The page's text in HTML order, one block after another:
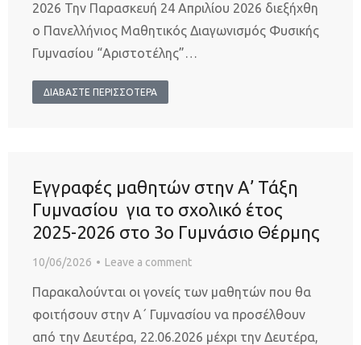
2026 Την Παρασκευή 24 Απριλίου 2026 διεξήχθη
ο Πανελλήνιος Μαθητικός Διαγωνισμός Φυσικής
Γυμνασίου “Αριστοτέλης”…
ΔΙΑΒΑΣΤΕ ΠΕΡΙΣΣΟΤΕΡΑ
Εγγραφές μαθητών στην Α’ Τάξη
Γυμνασίου για το σχολικό έτος
2025-2026 στο 3ο Γυμνάσιο Θέρμης
10/06/2026 Leave a comment
Παρακαλούνται οι γονείς των μαθητών που θα
φοιτήσουν στην Α΄ Γυμνασίου να προσέλθουν
από την Δευτέρα, 22.06.2026 μέχρι την Δευτέρα,